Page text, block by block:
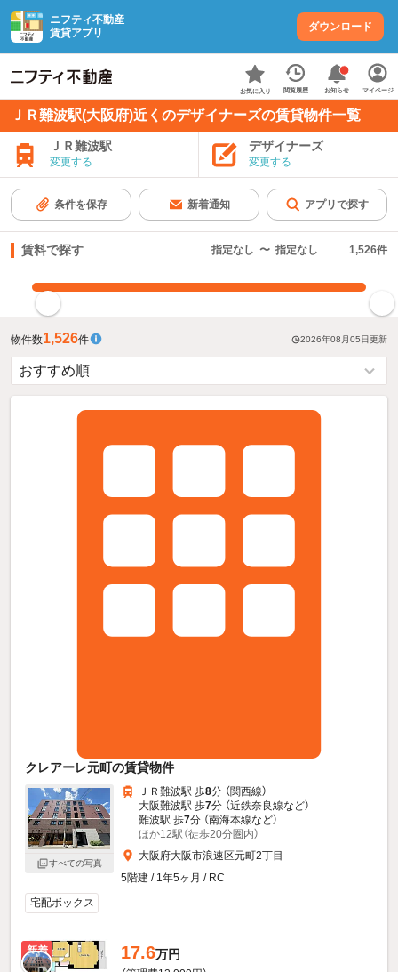
ニフティ不動産
賃貸アプリ
ダウンロード
お気に入り 閲覧履歴 お知らせ マイページ
ＪＲ難波駅(大阪府)近くのデザイナーズの賃貸物件一覧
ＪＲ難波駅
変更する
デザイナーズ
変更する
条件を保存 新着通知 アプリで探す
賃料で探す 指定なし 〜 指定なし 1,526件
物件数1,526件 2026年08月05日更新
クレアーレ元町の賃貸物件
すべての写真
ＪＲ難波駅 歩8分 （関西線）
大阪難波駅 歩7分 （近鉄奈良線など）
難波駅 歩7分 （南海本線など）
ほか12駅（徒歩20分圏内）
大阪府大阪市浪速区元町2丁目
5階建 / 1年5ヶ月 / RC
宅配ボックス
新着 17.6万円